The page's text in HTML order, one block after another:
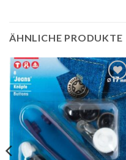
ÄHNLICHE PRODUKTE
Auf die
Wunschliste